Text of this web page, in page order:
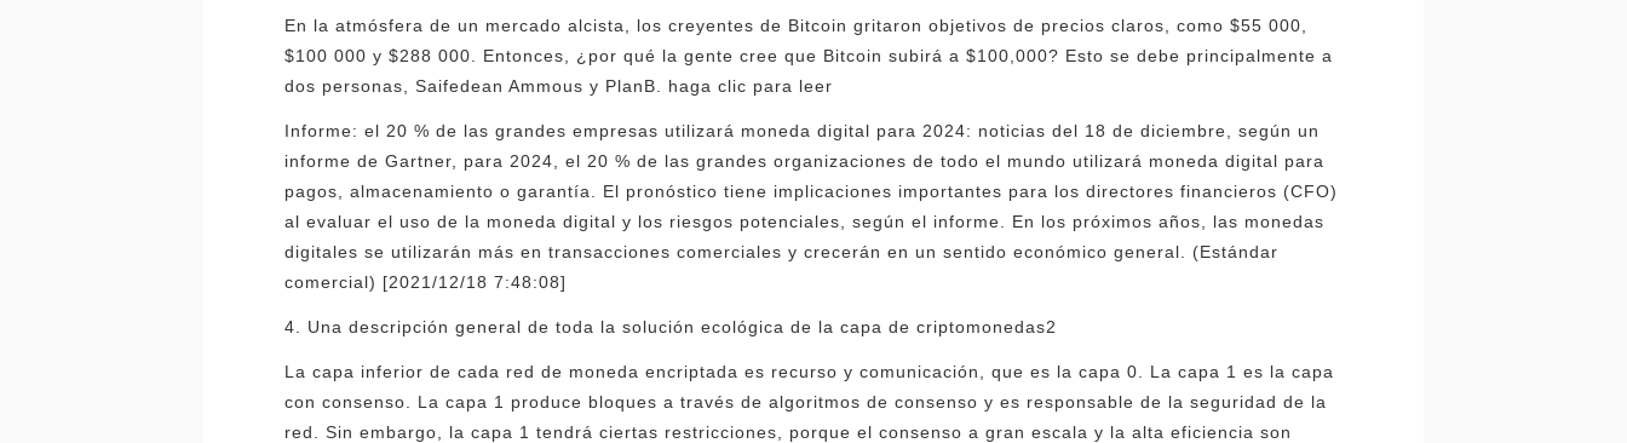
En la atmósfera de un mercado alcista, los creyentes de Bitcoin gritaron objetivos de precios claros, como $55 000,
$100 000 y $288 000. Entonces, ¿por qué la gente cree que Bitcoin subirá a $100,000? Esto se debe principalmente a
dos personas, Saifedean Ammous y PlanB. haga clic para leer
Informe: el 20 % de las grandes empresas utilizará moneda digital para 2024: noticias del 18 de diciembre, según un
informe de Gartner, para 2024, el 20 % de las grandes organizaciones de todo el mundo utilizará moneda digital para
pagos, almacenamiento o garantía. El pronóstico tiene implicaciones importantes para los directores financieros (CFO)
al evaluar el uso de la moneda digital y los riesgos potenciales, según el informe. En los próximos años, las monedas
digitales se utilizarán más en transacciones comerciales y crecerán en un sentido económico general. (Estándar
comercial) [2021/12/18 7:48:08]
4. Una descripción general de toda la solución ecológica de la capa de criptomonedas2
La capa inferior de cada red de moneda encriptada es recurso y comunicación, que es la capa 0. La capa 1 es la capa
con consenso. La capa 1 produce bloques a través de algoritmos de consenso y es responsable de la seguridad de la
red. Sin embargo, la capa 1 tendrá ciertas restricciones, porque el consenso a gran escala y la alta eficiencia son